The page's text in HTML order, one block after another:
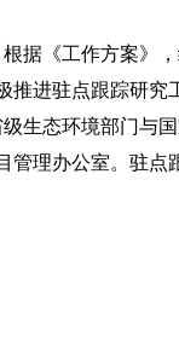
《工作方案》，
推进驻点跟踪研
生态环境部门与
管理办公室。驻点